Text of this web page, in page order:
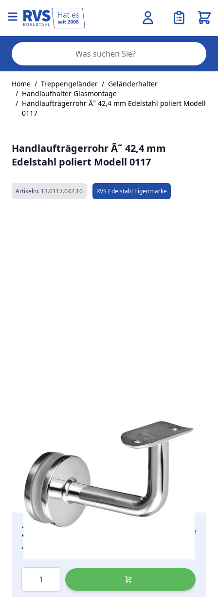
Home / Treppengeländer / Geländerhalter
/ Handlaufhalter Glasmontage
/ Handlaufträgerrohr Ã˜ 42,4 mm Edelstahl poliert Modell
0117
Handlaufträgerrohr Ã˜ 42,4 mm
Edelstahl poliert Modell 0117
Artikelnr. 13.0117.042.10 RVS Edelstahl Eigenmarke
27,59 €
zzgl. Versandkosten
2-5 Arbeitstage
Menge